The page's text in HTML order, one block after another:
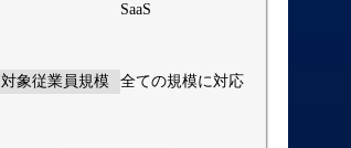
SaaS
対象従業員規模 全ての規模に対応